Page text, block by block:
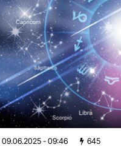
09.06.2025- 09:46 645